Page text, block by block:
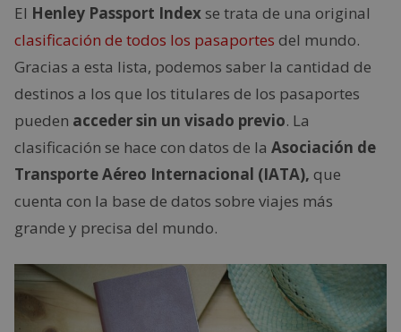
El Henley Passport Indexse trata de una original
clasificación de todos los pasaportes del mundo.
Gracias a esta lista, podemos saber la cantidad de
destinos a los que los titulares de los pasaportes
pueden acceder sin un visado previo. La
clasificación se hace con datos de la Asociación de
Transporte Aéreo Internacional (IATA), que
cuenta con la base de datos sobre viajes más
grande y precisa del mundo.